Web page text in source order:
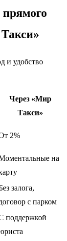
и удобство
Через «Мир
Такси»
2%
на
залога,
с парком
поддержкой